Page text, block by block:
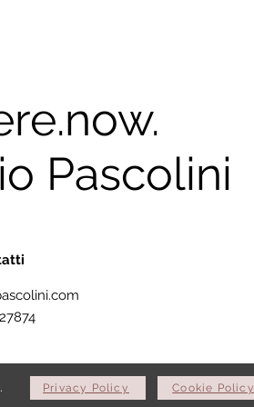
Pascolini
Privacy Policy Cookie Policy